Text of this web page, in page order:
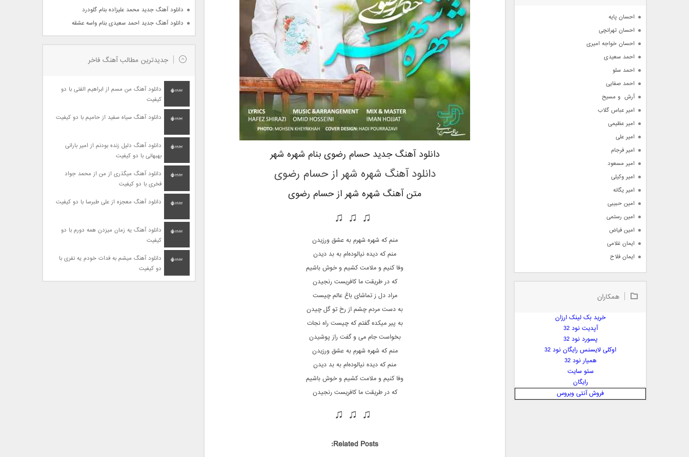
دانلود آهنگ جدید حسام رضوی بنام شهره شهر
دانلود آهنگ شهره شهر از حسام رضوی
متن آهنگ شهره شهر از حسام رضوی
♫ ♫ ♫
منم که شهره شهرم به عشق ورزیدن
منم که دیده نیالوده‌ام به بد دیدن
وفا کنیم و ملامت کشیم و خوش باشیم
که در طریقت ما کافریست رنجیدن
مراد دل ز تماشای باغ عالم چیست
به دست مردم چشم از رخ تو گل چیدن
به پیر میکده گفتم که چیست راه نجات
بخواست جام می و گفت راز پوشیدن
منم که شهره شهرم به عشق ورزیدن
منم که دیده نیالوده‌ام به بد دیدن
وفا کنیم و ملامت کشیم و خوش باشیم
که در طریقت ما کافریست رنجیدن
♫ ♫ ♫
Related Posts:
دانلود آهنگ جدید محمد علیزاده بنام گلودرد
دانلود آهنگ جدید احمد سعیدی بنام واسه عشقه
جدیدترین مطالب آهنگ فاخر
دانلود آهنگ من مسم از ابراهیم الفتی با دو
کیفیت
دانلود آهنگ سیاه سفید از حامیم با دو کیفیت
دانلود آهنگ دلیل زنده بودنم از امیر بارانی
بهبهانی با دو کیفیت
دانلود آهنگ میگذری از من از محمد جواد
فخری با دو کیفیت
دانلود آهنگ معجزه از علی طبرسا با دو کیفیت
دانلود آهنگ یه زمان میزدن همه دورم با دو
کیفیت
دانلود آهنگ میشم به فدات خودم یه نفری با
دو کیفیت
احسان پایه
احسان تهرانچی
احسان خواجه امیری
احمد سعیدی
احمد سلو
احمد صفایی
آرش  و مسیح
امیر عباس گلاب
امیر عظیمی
امیر علی
امیر فرجام
امیر مسعود
امیر وکیلی
امیر یگانه
امین حبیبی
امین رستمی
امین فیاض
ایمان غلامی
ایمان فلاح
بابک جهانبخش
بابک مافی
بهنام صفوی
پارسا چیلیک
همکاران
خرید بک لینک ارزان
آپدیت نود 32
پسورد نود 32
اوکلی لایسنس رایگان نود 32
همیار نود 32
سئو سایت
رایگان
فروش آنتی ویروس